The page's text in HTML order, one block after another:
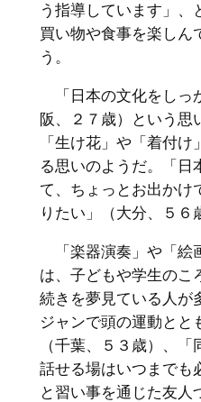
う指導しています」、
買い物や食事を楽しん
う。
「日本の文化をしっ
阪、２７歳）という思
「生け花」や「着付
る思いのようだ。「日
て、ちょっとお出かけ
りたい」（大分、５６
「楽器演奏」や「絵
は、子どもや学生のこ
続きを夢見ている人が
ジャンで頭の運動とと
（千葉、５３歳）、「
話せる場はいつまでも
と習い事を通じた友人